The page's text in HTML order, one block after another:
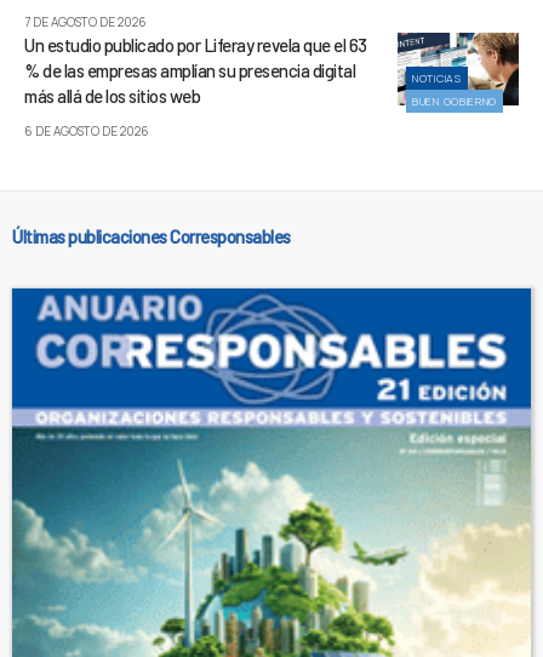
7 DE AGOSTO DE 2026
NOTICIAS
BUEN GOBIERNO
Un estudio publicado por Liferay revela que el 63
% de las empresas amplían su presencia digital
más allá de los sitios web
6 DE AGOSTO DE 2026
Últimas publicaciones Corresponsables